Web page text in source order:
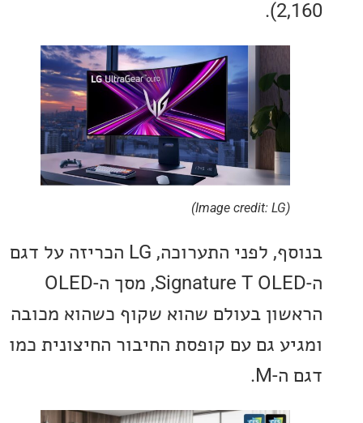
בנוסף, לפני התערוכה, LG הכריזה על דגם
ה-Signature T OLED, מסך ה-OLED
בעולם שהוא שקוף כשהוא מכובה
גם עם קופסת החיבור החיצונית כמו